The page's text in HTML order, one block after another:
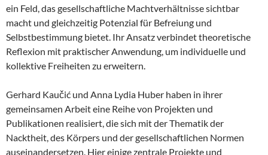
ein Feld, das gesellschaftliche Machtverhältnisse sichtbar
macht und gleichzeitig Potenzial für Befreiung und
Selbstbestimmung bietet. Ihr Ansatz verbindet theoretische
Reflexion mit praktischer Anwendung, um individuelle und
kollektive Freiheiten zu erweitern.
Gerhard Kaučić und Anna Lydia Huber haben in ihrer
gemeinsamen Arbeit eine Reihe von Projekten und
Publikationen realisiert, die sich mit der Thematik der
Nacktheit, des Körpers und der gesellschaftlichen Normen
auseinandersetzen. Hier einige zentrale Projekte und